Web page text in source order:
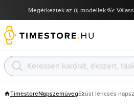
Megérkeztek az új modellek 👓
TimestoreNapszemüvegEzüst lencsés